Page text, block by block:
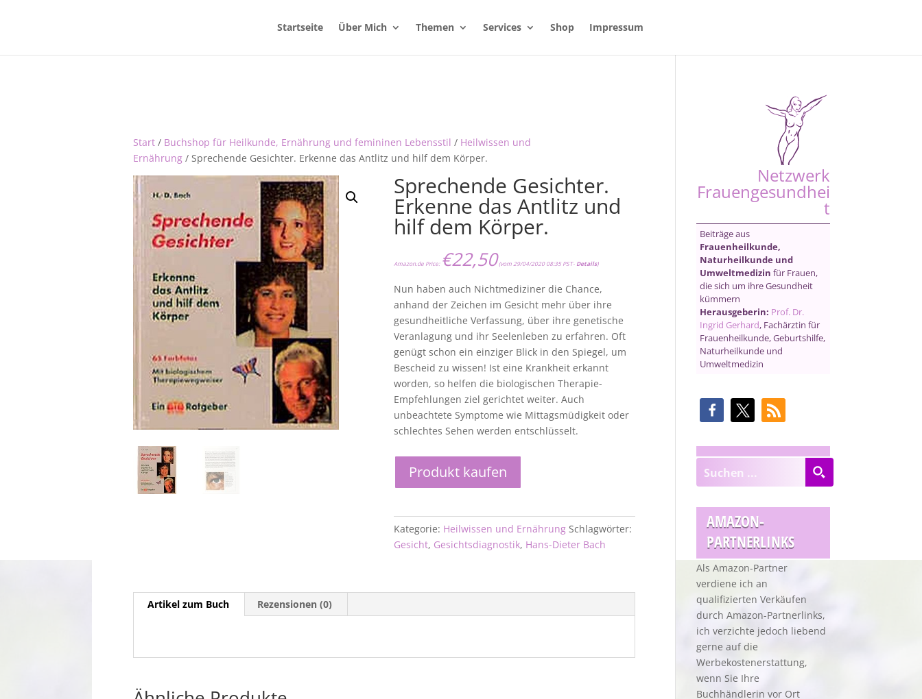
Startseite Über Mich Themen Services Shop Impressum
Start/ Buchshop für Heilkunde, Ernährung und femininen Lebensstil / Heilwissen und
Ernährung/ Sprechende Gesichter. Erkenne das Antlitz und hilf dem Körper.
Sprechende Gesichter.
Erkenne das Antlitz und
hilf dem Körper.
Amazon.de Price: €22,50(vom 29/04/2020 08:35 PST- Details)
Nun haben auch Nichtmediziner die Chance,
anhand der Zeichen im Gesicht mehr über ihre
gesundheitliche Verfassung, über ihre genetische
Veranlagung und ihr Seelenleben zu erfahren. Oft
genügt schon ein einziger Blick in den Spiegel, um
Bescheid zu wissen! Ist eine Krankheit erkannt
worden, so helfen die biologischen Therapie-
Empfehlungen ziel gerichtet weiter. Auch
unbeachtete Symptome wie Mittagsmüdigkeit oder
schlechtes Sehen werden entschlüsselt.
Produkt kaufen
Kategorie: Heilwissen und Ernährung Schlagwörter:
Gesicht, Gesichtsdiagnostik, Hans-Dieter Bach
Artikel zum Buch Rezensionen (0)
Netzwerk
Frauengesundhei
t
Beiträge aus
Frauenheilkunde,
Naturheilkunde und
Umweltmedizin für Frauen,
die sich um ihre Gesundheit
kümmern
Herausgeberin: Prof. Dr.
Ingrid Gerhard, Fachärztin für
Frauenheilkunde, Geburtshilfe,
Naturheilkunde und
Umweltmedizin
AMAZON-
PARTNERLINKS
Als Amazon-Partner
verdiene ich an
qualifizierten Verkäufen
durch Amazon-Partnerlinks,
ich verzichte jedoch liebend
gerne auf die
Werbekostenerstattung,
wenn Sie Ihre
Buchhändlerin vor Ort